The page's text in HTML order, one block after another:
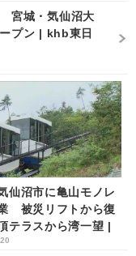
宮城・気仙沼大
プン | khb東日
仙沼市に亀山モノレ
被災リフトから復
ラスから湾一望 |
放送